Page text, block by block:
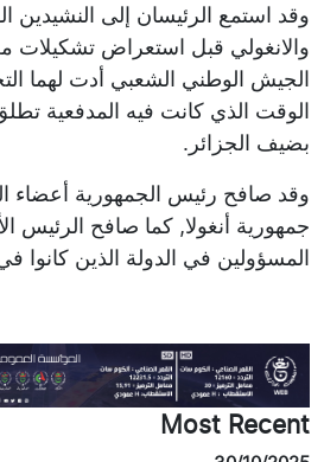
وقد استمع الرئيسان إلى النشيدين
والانغولي قبل استعراض
الجيش الوطني الشعبي أدت لهما
بضيف الجزائر.
وقد صافح رئيس الجمهورية أعضاء
جمهورية أنغولا, كما صافح الرئيس
المسؤولين في الدولة الذين كانوا
Most Recent